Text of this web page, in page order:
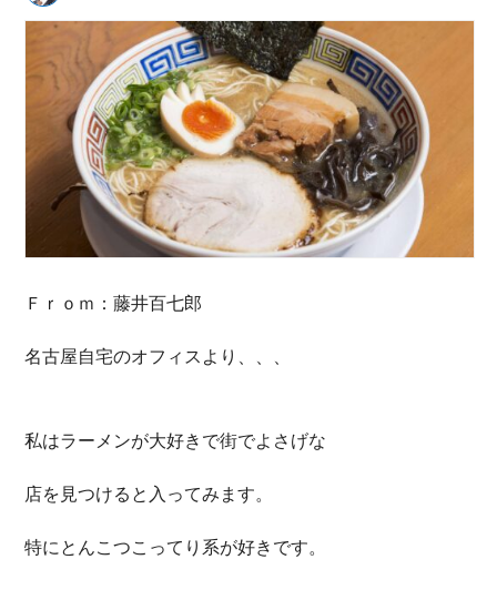
体験セミナーの詳細・申込
Ｆｒｏｍ：藤井百七郎
名古屋自宅のオフィスより、、、
私はラーメンが大好きで街でよさげな
店を見つけると入ってみます。
特にとんこつこってり系が好きです。